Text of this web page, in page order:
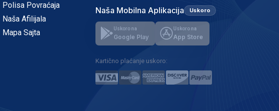
Polisa Povraćaja
Naša Afilijala
Mapa Sajta
Naša Mobilna Aplikacija Uskoro
Uskoro na
Google Play
Uskoro na
App Store
Kartično plaćanje uskoro: